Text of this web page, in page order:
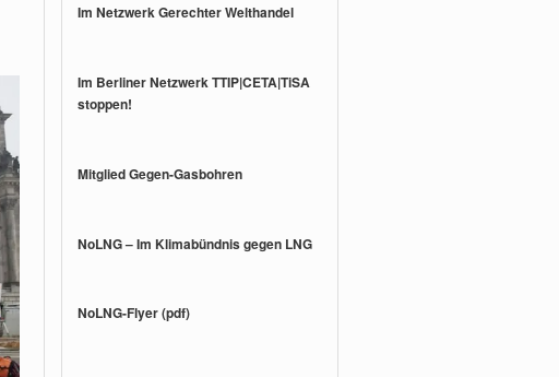
Im Netzwerk Gerechter Welthandel
Im Berliner Netzwerk TTIP|CETA|TiSA
stoppen!
Mitglied Gegen-Gasbohren
NoLNG – Im Klimabündnis gegen LNG
NoLNG-Flyer (pdf)